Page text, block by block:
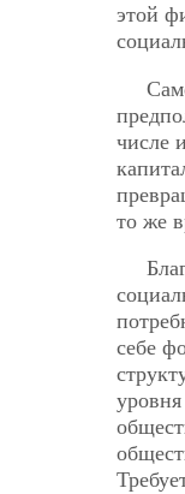
этой
числе
то же
себе